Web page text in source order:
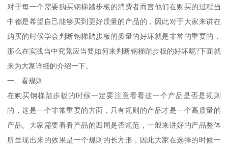
对于每一个需要购买钢梯踏步板的消费者而言他们在购买的过程当
中都是希望自己能够买到更好质量的产品的，因此对于大家来讲在
购买的时候学会判断钢梯踏步板的质量的好坏就是非常的重要的，
那么在实践当中究竟应当要如何来判断钢梯踏步板的好坏呢?下面就
来为大家详细的介绍一下。
一、看规则
在购买钢梯踏步板的时候一定要注意看看这一个产品是否是规则
的，这是一个非常重要的方面，只有规则的产品才是一个高质量的
产品。大家需要看看产品的四周是否规范，一般来讲好的产品整体
所呈现出来的效果是一个规则的长方形，因此大家在选择的时候一